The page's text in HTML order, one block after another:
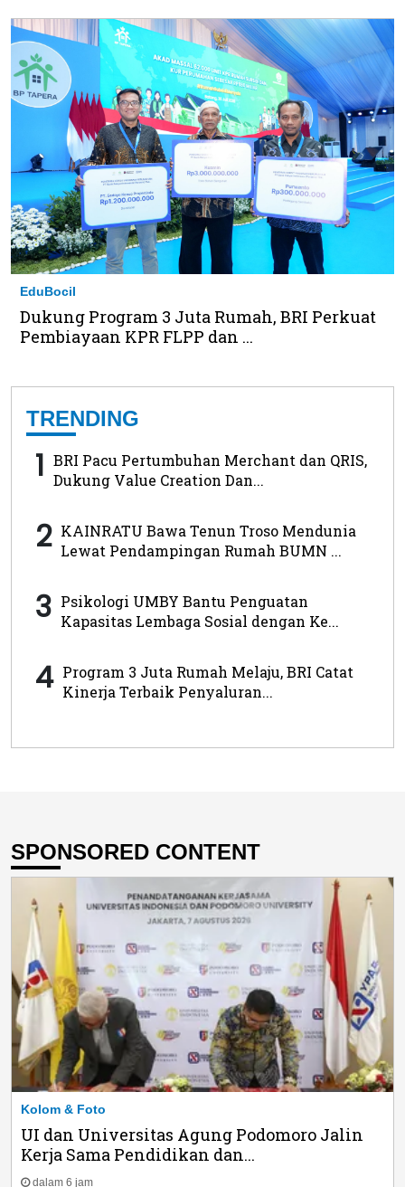
EduBocil
Dukung Program 3 Juta Rumah, BRI Perkuat
Pembiayaan KPR FLPP dan ...
TRENDING
1 BRI Pacu Pertumbuhan Merchant dan QRIS,
Dukung Value Creation Dan...
2 KAINRATU Bawa Tenun Troso Mendunia
Lewat Pendampingan Rumah BUMN ...
3 Psikologi UMBY Bantu Penguatan
Kapasitas Lembaga Sosial dengan Ke...
4 Program 3 Juta Rumah Melaju, BRI Catat
Kinerja Terbaik Penyaluran...
SPONSORED CONTENT
Kolom & Foto
UI dan Universitas Agung Podomoro Jalin
Kerja Sama Pendidikan dan...
dalam 6 jam